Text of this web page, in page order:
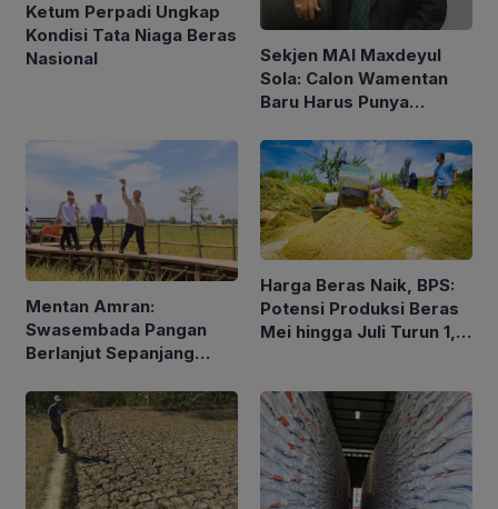
Ketum Perpadi Ungkap
Kondisi Tata Niaga Beras
Nasional
Sekjen MAI Maxdeyul
Sola: Calon Wamentan
Baru Harus Punya
Holistik
Mentan Amran:
Swasembada Pangan
Berlanjut Sepanjang
Harga Beras Naik, BPS:
Potensi Produksi Beras
Mei hingga Juli Turun 1,16